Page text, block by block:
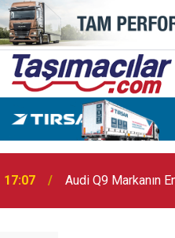
17:07 Audi Q9 Markanın